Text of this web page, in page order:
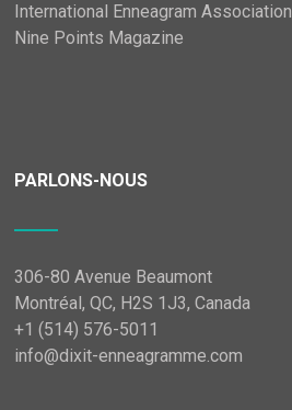
International Enneagram Association
Nine Points Magazine
PARLONS-NOUS
306-80 Avenue Beaumont
Montréal, QC, H2S 1J3, Canada
+1 (514) 576-5011
info@dixit-enneagramme.com